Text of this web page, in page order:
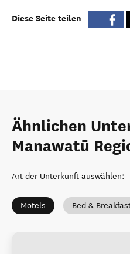
Diese Seite teilen
Ähnlichen
Manawatū
Art der Unterkunft auswählen:
Motels Bed &